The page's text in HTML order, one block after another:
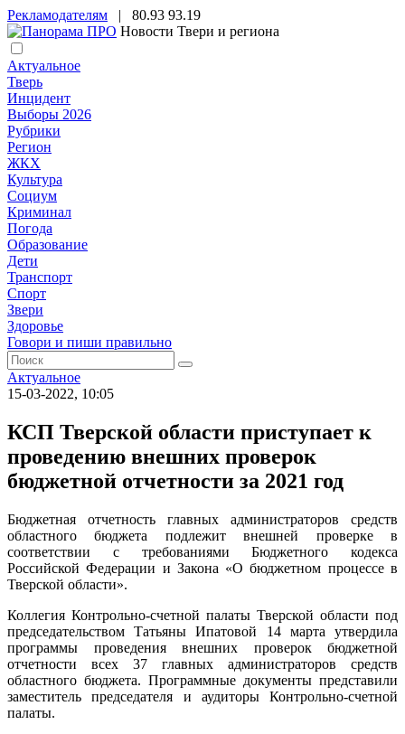
Рекламодателям | 80.93 93.19
Новости Твери и региона
Актуальное
Тверь
Инцидент
Выборы 2026
Рубрики
Регион
ЖКХ
Культура
Социум
Криминал
Погода
Образование
Дети
Транспорт
Спорт
Звери
Здоровье
Говори и пиши правильно
Актуальное
15-03-2022, 10:05
КСП Тверской области приступает к
проведению внешних проверок
бюджетной отчетности за 2021 год
Бюджетная отчетность главных администраторов средств
областного бюджета подлежит внешней проверке в
соответствии с требованиями Бюджетного кодекса
Российской Федерации и Закона «О бюджетном процессе в
Тверской области».
Коллегия Контрольно-счетной палаты Тверской области под
председательством Татьяны Ипатовой 14 марта утвердила
программы проведения внешних проверок бюджетной
отчетности всех 37 главных администраторов средств
областного бюджета. Программные документы представили
заместитель председателя и аудиторы Контрольно-счетной
палаты.